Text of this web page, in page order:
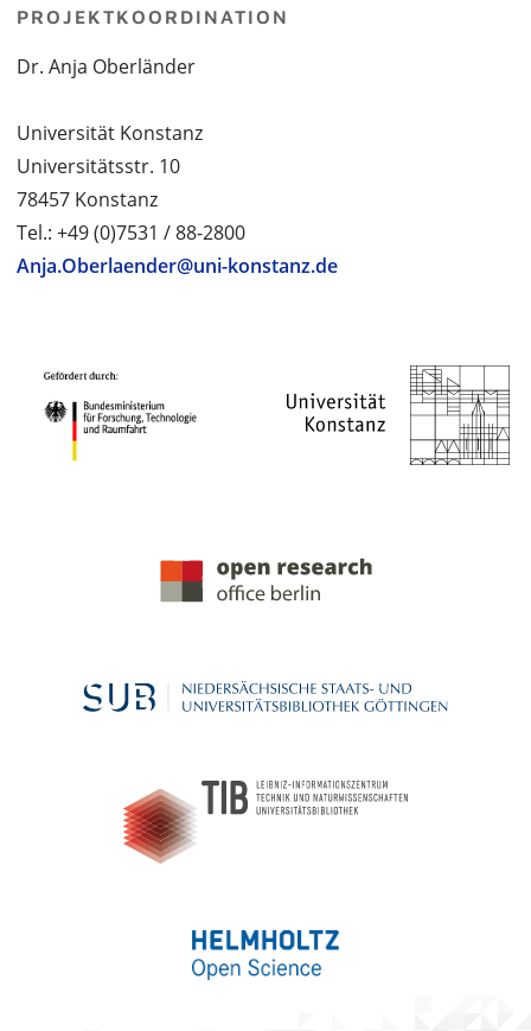
PROJEKTKOORDINATION
Dr. Anja Oberländer
Universität Konstanz
Universitätsstr. 10
78457 Konstanz
Tel.: +49 (0)7531 / 88-2800
Anja.Oberlaender@uni-konstanz.de